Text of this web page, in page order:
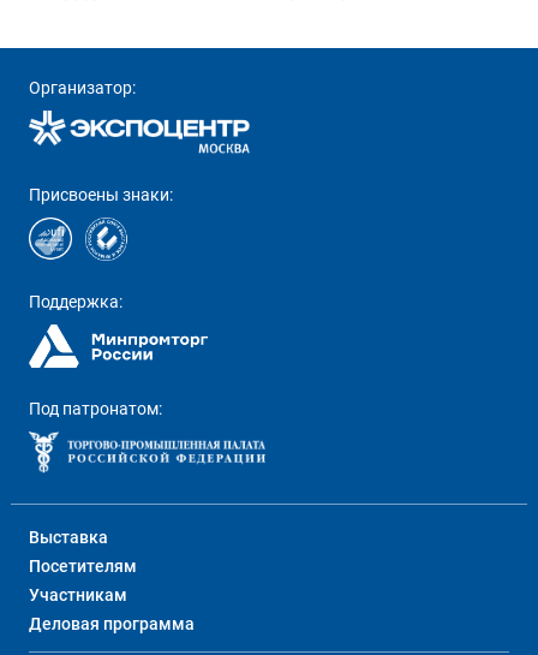
Организатор:
Присвоены знаки:
Поддержка:
Под патронатом:
Выставка
Посетителям
Участникам
Деловая программа